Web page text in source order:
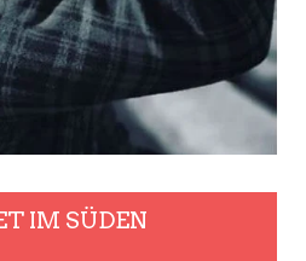
IM SÜDEN